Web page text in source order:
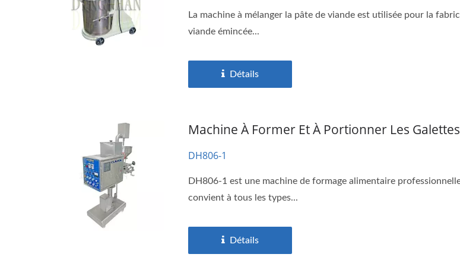
La machine à mélanger la pâte de viande est utilisée pour la
viande émincée...
Détails
Machine À Former Et À Portionner Les Galettes
DH806-1
DH806-1 est une machine de formage alimentaire
convient à tous les types...
Détails